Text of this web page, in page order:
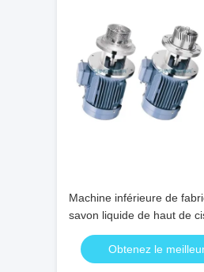
Machine inférieure de
savon liquide de haut de
de vide mélangeur de
crème cosmétique
Obtenez le